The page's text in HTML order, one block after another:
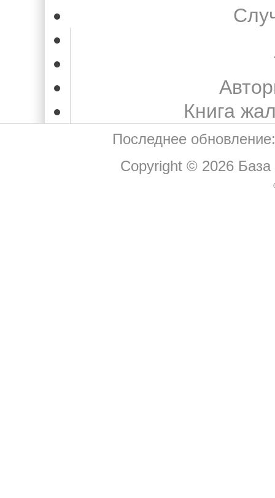
Книга
Последнее
Copyright © 2026 База